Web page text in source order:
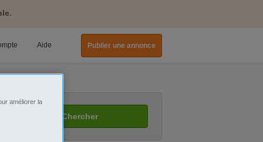
Aide Publier une annonce
Chercher
améliorer la